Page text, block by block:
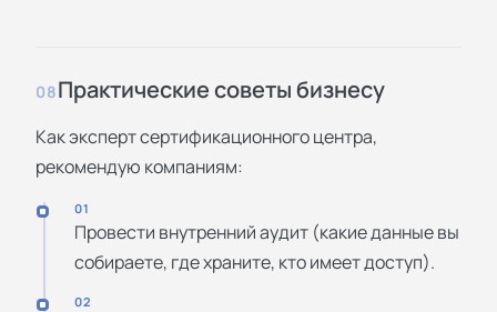
08Практические советы бизнесу
Как эксперт сертификационного центра,
рекомендую компаниям:
01
Провести внутренний аудит (какие данные вы
собираете, где храните, кто имеет доступ).
02